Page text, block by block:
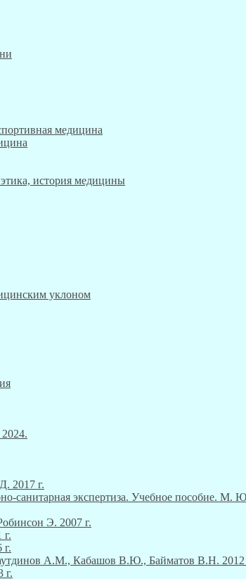
медицина
история медицины
уклоном
2017 г.
санитарная экспертиза. Учебное пособие. М.
Э. 2007 г.
г.
А.М., Кабашов В.Ю., Байматов В.Н. 2012
г.